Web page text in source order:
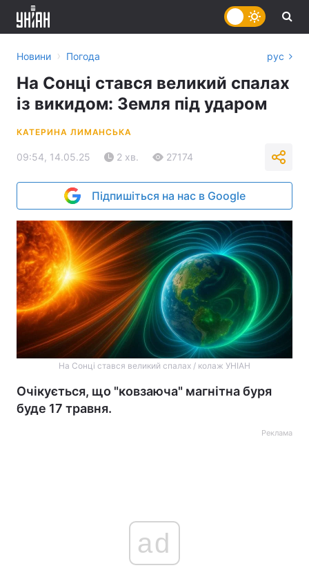
Новини › Погода рус
На Сонці стався великий спалах
із викидом: Земля під ударом
КАТЕРИНА ЛИМАНСЬКА
09:54, 14.05.25 2 хв. 27174
Підпишіться на нас в Google
На Сонці стався великий спалах / колаж УНІАН
Очікується, що "ковзаюча" магнітна буря
буде 17 травня.
Реклама
ad